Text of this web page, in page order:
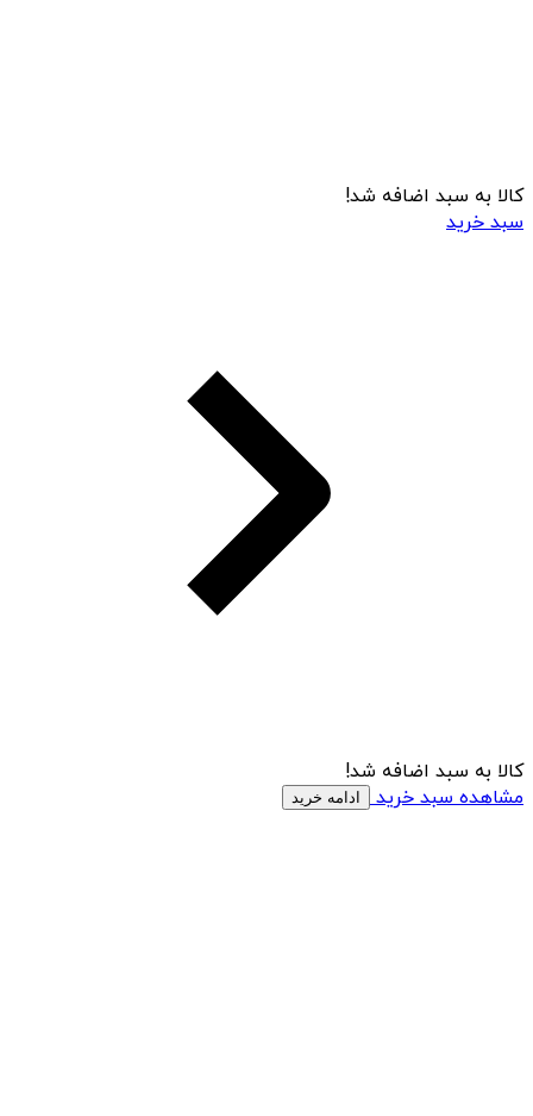
کالا به سبد اضافه شد!
سبد خرید
کالا به سبد اضافه شد!
مشاهده سبد خرید
ادامه خرید